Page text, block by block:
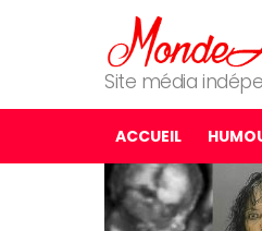
Site média
ACCUEIL
MOST
SHARED
STORIES